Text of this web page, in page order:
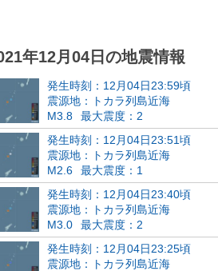
年12月04日の地震情報
発生時刻：12月04日23:59頃
震源地：トカラ列島近海
M3.8
最大震度：2
発生時刻：12月04日23:51頃
震源地：トカラ列島近海
M2.6
最大震度：1
発生時刻：12月04日23:40頃
震源地：トカラ列島近海
M3.0
最大震度：2
発生時刻：12月04日23:25頃
震源地：トカラ列島近海